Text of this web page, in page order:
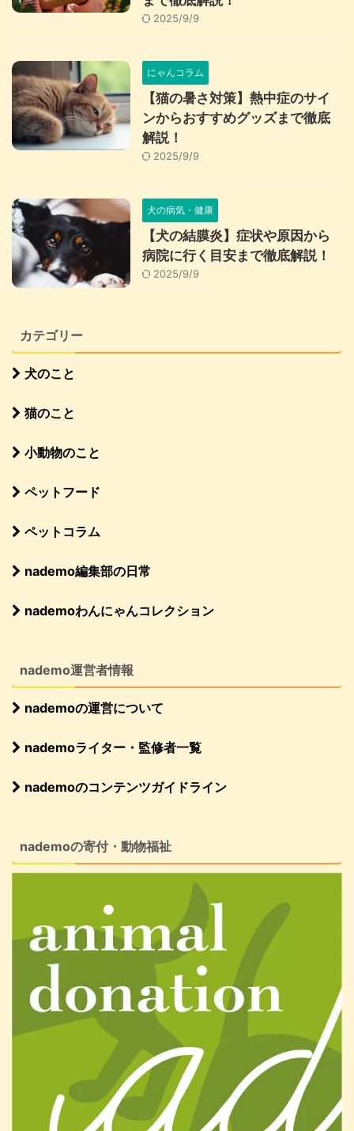
2025/9/9
にゃんコラム
【猫の暑さ対策】熱中症のサイ
ンからおすすめグッズまで徹底
解説！
2025/9/9
犬の病気・健康
【犬の結膜炎】症状や原因から
病院に行く目安まで徹底解説！
2025/9/9
カテゴリー
犬のこと
猫のこと
小動物のこと
ペットフード
ペットコラム
nademo編集部の日常
nademoわんにゃんコレクション
nademo運営者情報
nademoの運営について
nademoライター・監修者一覧
nademoのコンテンツガイドライン
nademoの寄付・動物福祉